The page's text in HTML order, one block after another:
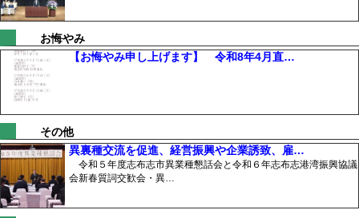
お悔やみ
【お悔やみ申し上げます】 令和8年4月直…
その他
異裏種交流を促進、経営振興や企業誘致、雇…
令和５年度志布志市異業種懇話会と令和６年志布志港湾振興協議
会新春質詞交歓会・異…